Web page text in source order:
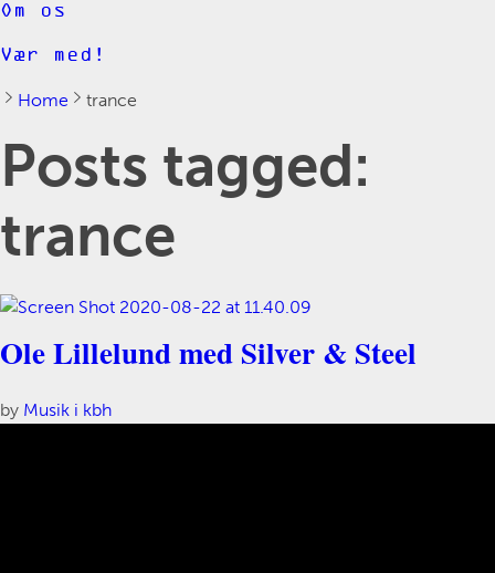
Om os
Vær med!
Home trance
Posts tagged:
trance
Ole Lillelund med Silver & Steel
by Musik i kbh